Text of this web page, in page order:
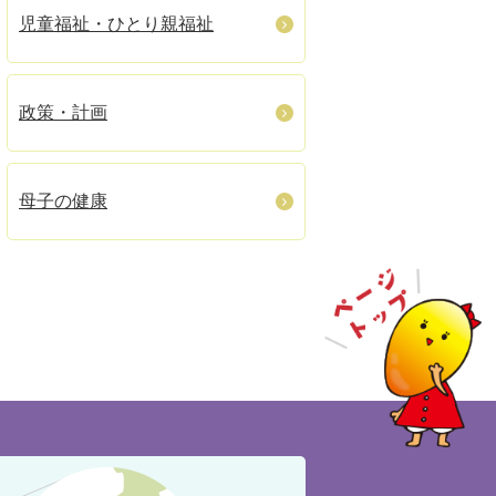
児童福祉・ひとり親福祉
政策・計画
母子の健康